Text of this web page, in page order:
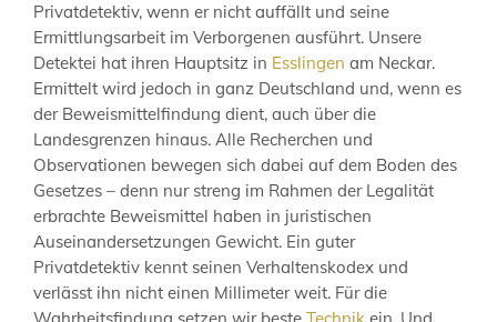
Privatdetektiv, wenn er nicht auffällt und seine
Ermittlungsarbeit im Verborgenen ausführt. Unsere
Detektei hat ihren Hauptsitz in Esslingen am Neckar.
Ermittelt wird jedoch in ganz Deutschland und, wenn es
der Beweismittelfindung dient, auch über die
Landesgrenzen hinaus. Alle Recherchen und
Observationen bewegen sich dabei auf dem Boden des
Gesetzes – denn nur streng im Rahmen der Legalität
erbrachte Beweismittel haben in juristischen
Auseinandersetzungen Gewicht. Ein guter
Privatdetektiv kennt seinen Verhaltenskodex und
verlässt ihn nicht einen Millimeter weit. Für die